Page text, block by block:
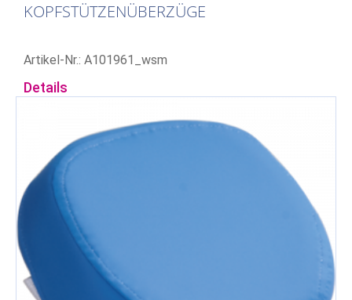
KOPFSTÜTZENÜBERZÜGE
Artikel-Nr.: A101961_wsm
Details